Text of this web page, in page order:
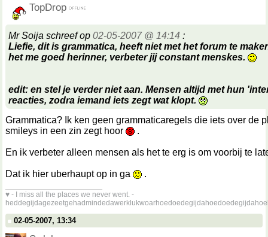
TopDrop
Mr Soija schreef op 02-05-2007 @ 14:14 :
Liefie, dit is grammatica, heeft niet met het forum te
het me goed herinner, verbeter jij constant menskes.
edit: en stel je verder niet aan. Mensen altijd met hun
reacties, zodra iemand iets zegt wat klopt.
Grammatica? Ik ken geen grammaticaregels die iets over de
smileys in een zin zegt hoor
.
En ik verbeter alleen mensen als het te erg is om voorbij te
Dat ik hier uberhaupt op in ga
.
♥ - I miss all the places we never went. -
02-05-2007, 13:34